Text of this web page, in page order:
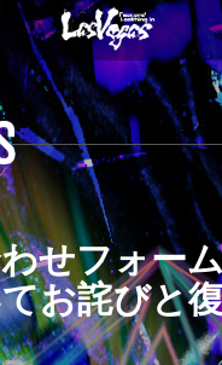
せフォー
お詫びと